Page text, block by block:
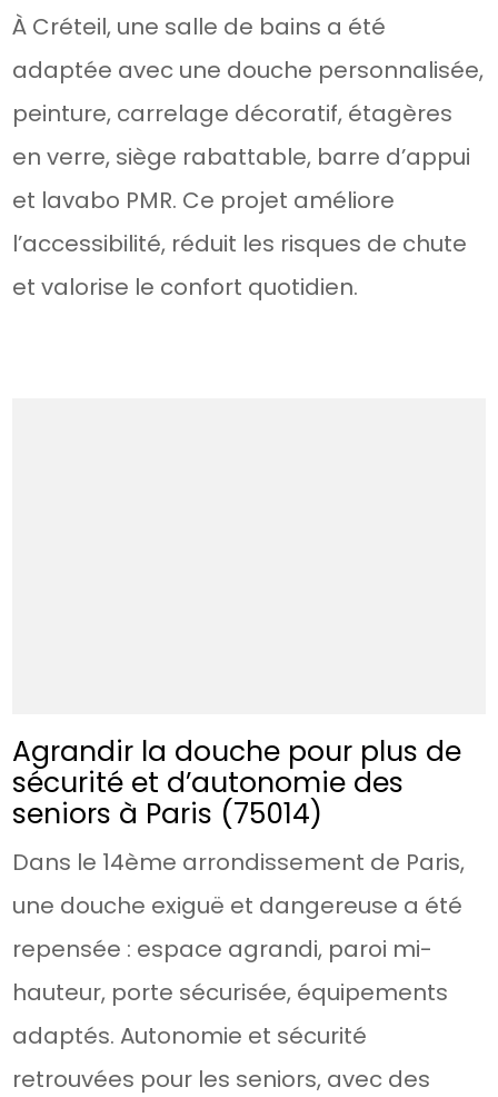
À Créteil, une salle de bains a été
adaptée avec une douche personnalisée,
peinture, carrelage décoratif, étagères
en verre, siège rabattable, barre d’appui
et lavabo PMR. Ce projet améliore
l’accessibilité, réduit les risques de chute
et valorise le confort quotidien.
Agrandir la douche pour plus de
sécurité et d’autonomie des
seniors à Paris (75014)
Dans le 14ème arrondissement de Paris,
une douche exiguë et dangereuse a été
repensée : espace agrandi, paroi mi-
hauteur, porte sécurisée, équipements
adaptés. Autonomie et sécurité
retrouvées pour les seniors, avec des